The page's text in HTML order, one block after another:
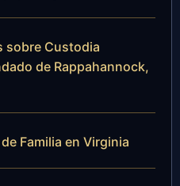
sobre Custodia
de Rappahannock,
Familia en Virginia